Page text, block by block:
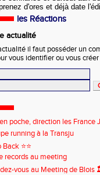
d'ores et déjà date
les Réactions
actualité
il faut posséder un
vous identifier ou vous
poche, direction les France
running à la Transju
⭐️⭐️
records au meeting
vous au Meeting de